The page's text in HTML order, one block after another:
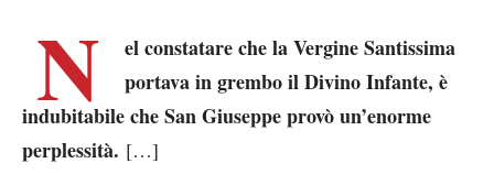
N
el constatare che la Vergine Santissima
portava in grembo il Divino Infante, è
indubitabile che San Giuseppe provò un’enorme
perplessità. […]